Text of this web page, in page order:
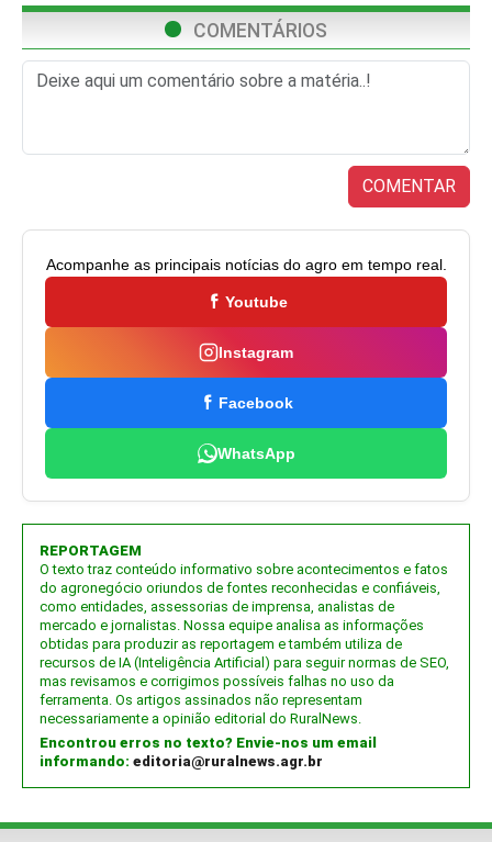
COMENTÁRIOS
COMENTAR
Acompanhe as principais notícias do agro em tempo real.
Youtube
Instagram
Facebook
WhatsApp
REPORTAGEM
O texto traz conteúdo informativo sobre acontecimentos e fatos
do agronegócio oriundos de fontes reconhecidas e confiáveis,
como entidades, assessorias de imprensa, analistas de
mercado e jornalistas. Nossa equipe analisa as informações
obtidas para produzir as reportagem e também utiliza de
recursos de IA (Inteligência Artificial) para seguir normas de SEO,
mas revisamos e corrigimos possíveis falhas no uso da
ferramenta. Os artigos assinados não representam
necessariamente a opinião editorial do RuralNews.
Encontrou erros no texto? Envie-nos um email
informando: editoria@ruralnews.agr.br